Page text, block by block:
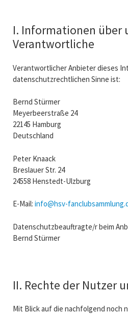
I. Informationen über
Verantwortliche
Verantwortlicher Anbieter dieses
datenschutzrechtlichen Sinne ist:
Bernd Stürmer
Meyerbeerstraße 24
22145 Hamburg
Deutschland
Peter Knaack
Breslauer Str. 24
24558 Henstedt-Ulzburg
E-Mail: info@hsv-
Datenschutzbeauftragte/r beim
Bernd Stürmer
II. Rechte der Nutzer
Mit Blick auf die nachfolgend noch